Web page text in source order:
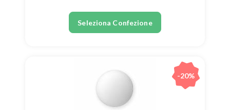
Seleziona Confezione
-20%